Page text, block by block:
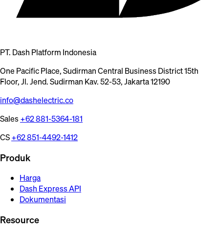
PT. Dash Platform Indonesia
One Pacific Place, Sudirman Central Business District 15th
Floor, Jl. Jend. Sudirman Kav. 52-53, Jakarta 12190
info@dashelectric.co
Sales+62 881-5364-181
CS+62 851-4492-1412
Produk
Harga
Dash Express API
Dokumentasi
Resource